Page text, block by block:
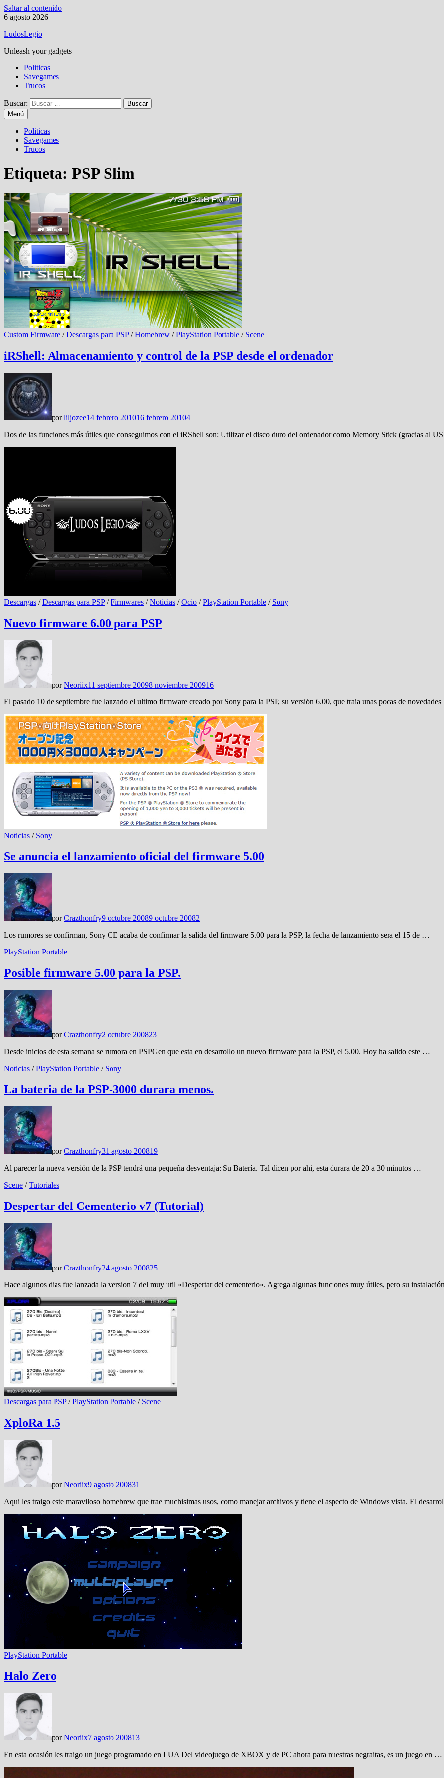
Saltar al contenido
6 agosto 2026
LudosLegio
Unleash your gadgets
Politicas
Savegames
Trucos
Buscar:
Menú
Politicas
Savegames
Trucos
Etiqueta: PSP Slim
Custom Firmware /Descargas para PSP/Homebrew /PlayStation Portable / Scene
iRShell: Almacenamiento y control de la PSP desde el ordenador
porliljozee14 febrero 201016 febrero 20104
Dos de las funciones más útiles que conseguimos con el iRShell son: Utilizar el disco duro del ordenador como Memory Stick (gracias al
Descargas /Descargas para PSP/Firmwares /Noticias /Ocio /PlayStation Portable / Sony
Nuevo firmware 6.00 para PSP
porNeoriix11 septiembre 20098 noviembre 200916
El pasado 10 de septiembre fue lanzado el ultimo firmware creado por Sony para la PSP, su versión 6.00, que traía unas pocas de
Noticias / Sony
Se anuncia el lanzamiento oficial del firmware 5.00
porCrazthonfry9 octubre 20089 octubre 20082
Los rumores se confirman, Sony CE acaba de confirmar la salida del firmware 5.00 para la PSP, la fecha de lanzamiento sera el 15 de …
PlayStation Portable
Posible firmware 5.00 para la PSP.
porCrazthonfry2 octubre 200823
Desde inicios de esta semana se rumora en PSPGen que esta en desarrollo un nuevo firmware para la PSP, el 5.00. Hoy ha salido este …
Noticias /PlayStation Portable / Sony
La bateria de la PSP-3000 durara menos.
porCrazthonfry31 agosto 200819
Al parecer la nueva versión de la PSP tendrá una pequeña desventaja: Su Batería. Tal dicen por ahi, esta durara de 20 a 30 minutos …
Scene /Tutoriales
Despertar del Cementerio v7 (Tutorial)
porCrazthonfry24 agosto 200825
Hace algunos dias fue lanzada la version 7 del muy util «Despertar del cementerio». Agrega algunas funciones muy útiles, pero su
Descargas para PSP/PlayStation Portable / Scene
XploRa 1.5
porNeoriix9 agosto 200831
Aqui les traigo este maraviloso homebrew que trae muchisimas usos, como manejar archivos y tiene el aspecto de Windows vista. El
PlayStation Portable
Halo Zero
porNeoriix7 agosto 200813
En esta ocasión les traigo un juego programado en LUA Del videojuego de XBOX y de PC ahora para nuestras negraitas, es un juego en …